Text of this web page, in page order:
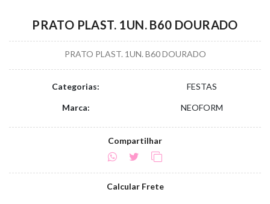
PRATO PLAST. 1UN. B60 DOURADO
PRATO PLAST. 1UN. B60 DOURADO
Categorias: FESTAS
Marca: NEOFORM
Compartilhar
Calcular Frete